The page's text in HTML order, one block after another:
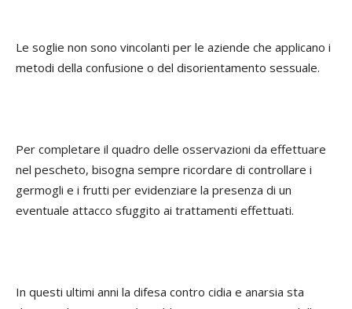
Le soglie non sono vincolanti per le aziende che applicano i
metodi della confusione o del disorientamento sessuale.
Per completare il quadro delle osservazioni da effettuare
nel pescheto, bisogna sempre ricordare di controllare i
germogli e i frutti per evidenziare la presenza di un
eventuale attacco sfuggito ai trattamenti effettuati.
In questi ultimi anni la difesa contro cidia e anarsia sta